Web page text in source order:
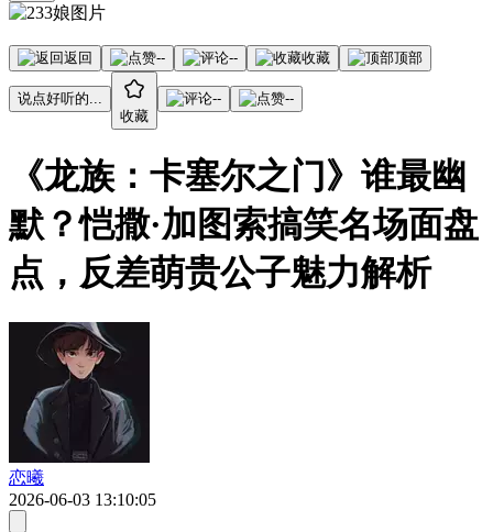
返回 -- -- 收藏 顶部
说点好听的...
收藏
-- --
《龙族：卡塞尔之门》谁最幽
默？恺撒·加图索搞笑名场面盘
点，反差萌贵公子魅力解析
恋曦
2026-06-03 13:10:05